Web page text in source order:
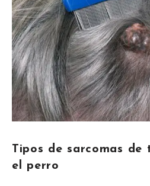
Tipos de sarcomas de
el perro